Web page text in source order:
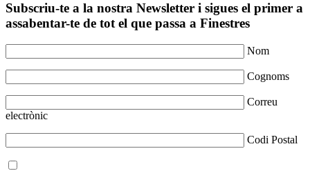
Subscriu-te a la nostra Newsletter i sigues el primer a
assabentar-te de tot el que passa a Finestres
Nom
Cognoms
Correu
electrònic
Codi Postal